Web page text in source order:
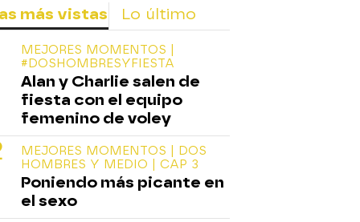
más vistas Lo último
MEJORES MOMENTOS |
#DOSHOMBRESYFIESTA
Alan y Charlie salen de
fiesta con el equipo
femenino de voley
MEJORES MOMENTOS | DOS
HOMBRES Y MEDIO | CAP 3
Poniendo más picante en
el sexo